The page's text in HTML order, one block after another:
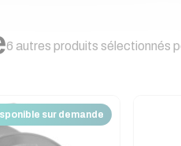
6 autres produits sélectionnés
sur demande